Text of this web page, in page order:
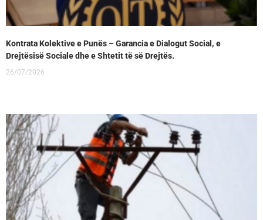
Kontrata Kolektive e Punës – Garancia e Dialogut Social, e
Drejtësisë Sociale dhe e Shtetit të së Drejtës.
26/07/2026